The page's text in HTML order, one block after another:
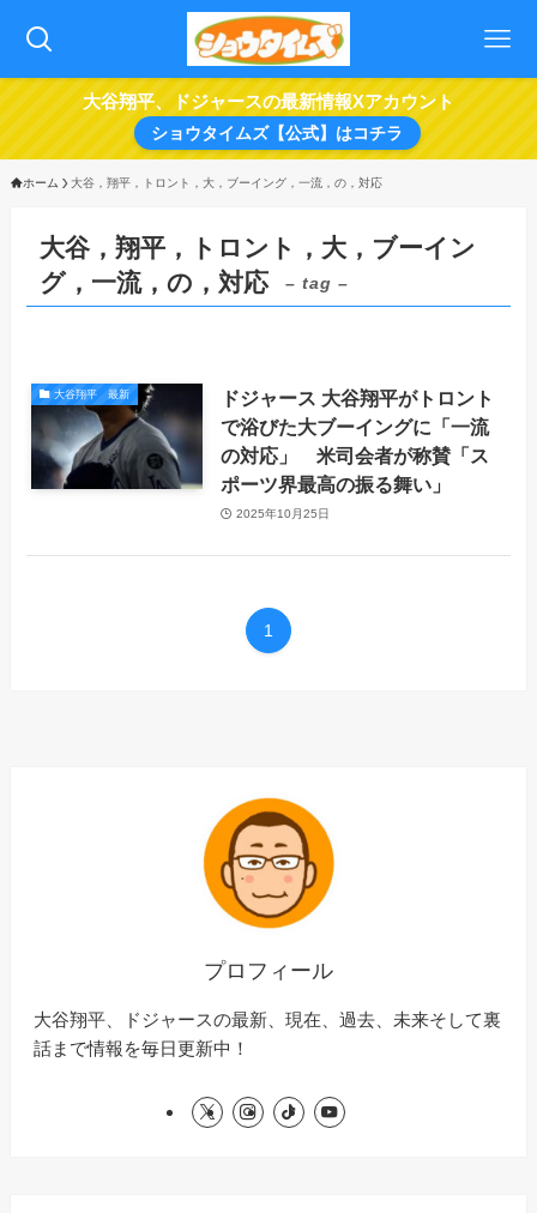
大谷翔平、ドジャースの最新情報Xアカウント
ショウタイムズ【公式】はコチラ
ホーム 大谷，翔平，トロント，大，ブーイング，一流，の，対応
大谷，翔平，トロント，大，ブーイン
グ，一流，の，対応
– tag –
大谷翔平 最新
ドジャース 大谷翔平がトロント
で浴びた大ブーイングに「一流
の対応」 米司会者が称賛「ス
ポーツ界最高の振る舞い」
2025年10月25日
1
プロフィール
大谷翔平、ドジャースの最新、現在、過去、未来そして裏
話まで情報を毎日更新中！